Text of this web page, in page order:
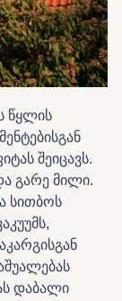
წყლის
შეიცავს.
გარე მილი.
სითბოს
დაბალი